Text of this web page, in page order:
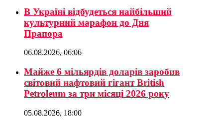
В Україні відбудеться найбільший
культурний марафон до Дня
Прапора
06.08.2026, 06:06
Майже 6 мільярдів доларів заробив
світовий нафтовий гігант British
Petroleum за три місяці 2026 року
05.08.2026, 18:00